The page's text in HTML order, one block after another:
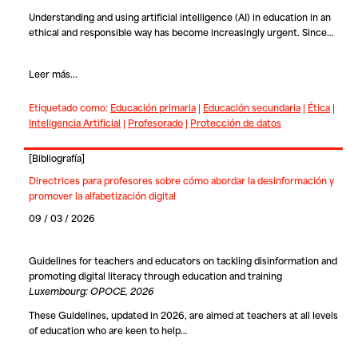
Understanding and using artificial intelligence (AI) in education in an
ethical and responsible way has become increasingly urgent. Since…
Leer más...
Etiquetado como: Educación primaria| Educación secundaria| Ética|
Inteligencia Artificial | Profesorado| Protección de datos
[Bibliografía]
Directrices para profesores sobre cómo abordar la desinformación y
promover la alfabetización digital
09 / 03 / 2026
Guidelines for teachers and educators on tackling disinformation and
promoting digital literacy through education and training
Luxembourg: OPOCE, 2026
These Guidelines, updated in 2026, are aimed at teachers at all levels
of education who are keen to help…